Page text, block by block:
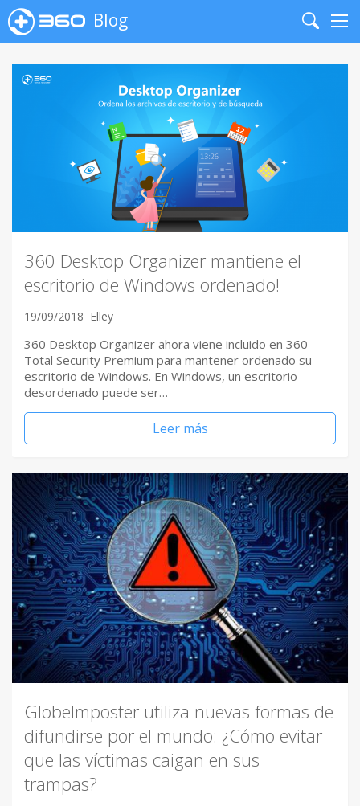
Blog
Search
360 Desktop Organizer mantiene el
escritorio de Windows ordenado!
19/09/2018 Elley
360 Desktop Organizer ahora viene incluido en 360
Total Security Premium para mantener ordenado su
escritorio de Windows. En Windows, un escritorio
desordenado puede ser…
Leer más
GlobeImposter utiliza nuevas formas de
difundirse por el mundo: ¿Cómo evitar
que las víctimas caigan en sus
trampas?